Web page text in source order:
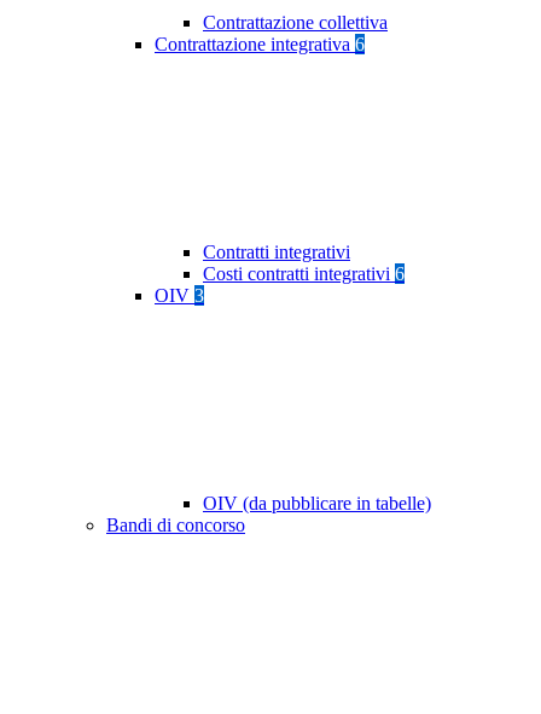
Contrattazione collettiva
Contrattazione integrativa 6
Contratti integrativi
Costi contratti integrativi 6
OIV 3
OIV (da pubblicare in tabelle)
Bandi di concorso